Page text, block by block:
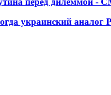
украинский аналог